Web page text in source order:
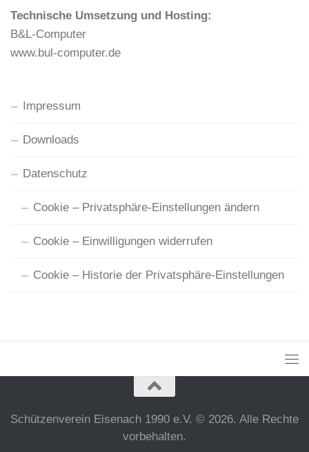
Technische Umsetzung und Hosting:
B&L-Computer
www.bul-computer.de
Impressum
Downloads
Datenschutz
Cookie – Privatsphäre-Einstellungen ändern
Cookie – Einwilligungen widerrufen
Cookie – Historie der Privatsphäre-Einstellungen
Schützenverein Eisenach 1990 e.V. © 2026. Alle Rechte
vorbehalten.